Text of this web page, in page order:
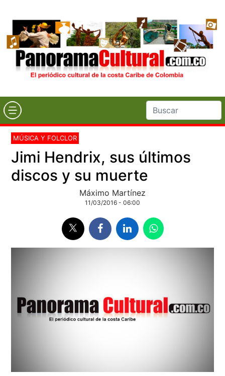
MÚSICA Y FOLCLOR
Jimi Hendrix, sus últimos
discos y su muerte
Máximo Martínez
11/03/2016 - 06:00